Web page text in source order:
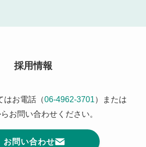
採用情報
はお電話（06-4962-3701）または
お問い合わせください。
お問い合わせ